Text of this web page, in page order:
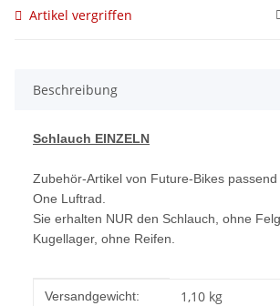
Artikel vergriffen
Beschreibung
Schlauch EINZELN
Zubehör-Artikel von Future-Bikes
One Luftrad.
Sie erhalten NUR den Schlauch, ohne
Kugellager, ohne Reifen.
Produkteigenschaft
Wert
Versandgewicht: 1,10 kg